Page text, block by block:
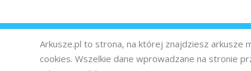
Arkusze.pl to strona, na której znajdziesz arkusze
cookies. Wszelkie dane wprowadzane na stronie